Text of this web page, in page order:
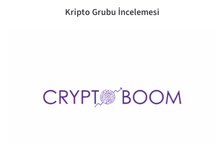
Kripto Grubu İncelemesi